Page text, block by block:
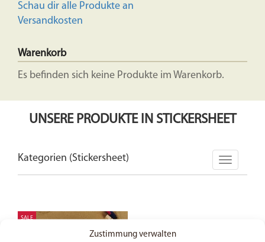
Zustimmung verwalten
Schau dir alle Produkte an
Versandkosten
Warenkorb
Es befinden sich keine Produkte im Warenkorb.
UNSERE PRODUKTE IN STICKERSHEET
Kategorien (Stickersheet)
SALE